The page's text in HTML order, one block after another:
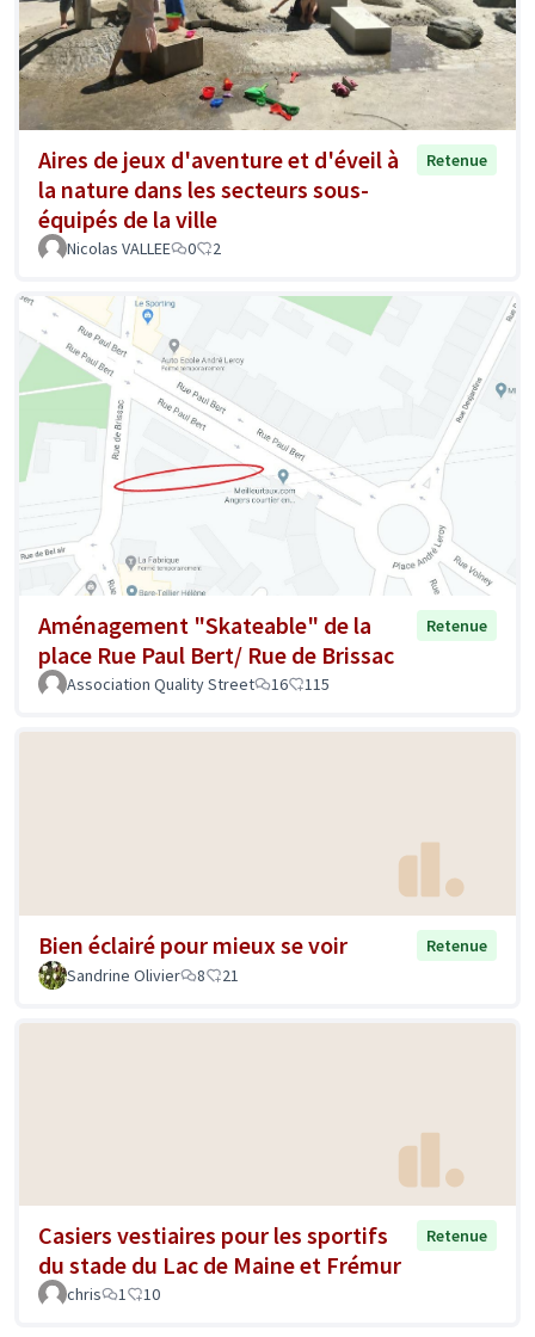
Aires de jeux d'aventure et d'éveil à
la nature dans les secteurs sous-
équipés de la ville
Retenue
Nicolas VALLEE 0 2
Aménagement "Skateable" de la
place Rue Paul Bert/ Rue de Brissac
Retenue
Association Quality Street 16 115
Bien éclairé pour mieux se voir
Retenue
Sandrine Olivier
8 21
Casiers vestiaires pour les sportifs
du stade du Lac de Maine et Frémur
Retenue
chris 1 10